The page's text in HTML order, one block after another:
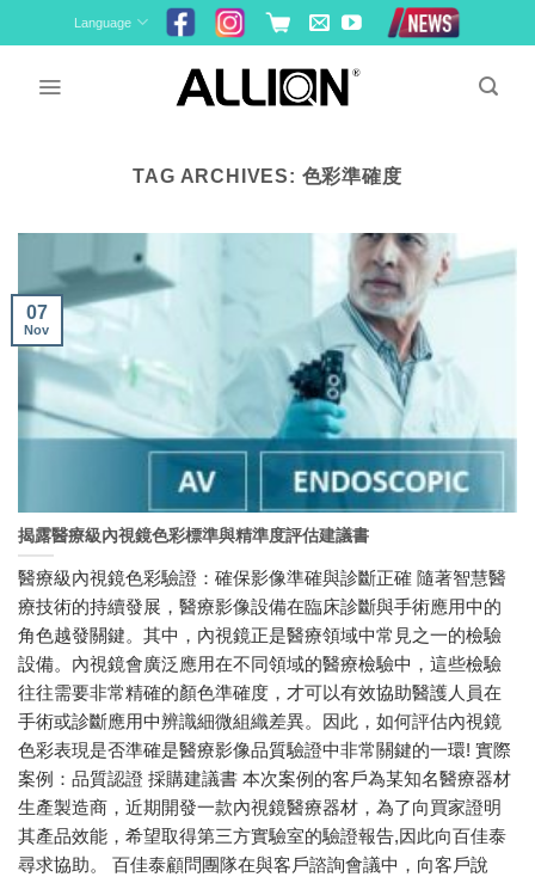
to
Language
TAG ARCHIVES: 色彩準確度
揭露醫療級內視鏡色彩標準與精準度評估建議書
醫療級內視鏡色彩驗證：確保影像準確與診斷正確 隨著智慧醫
療技術的持續發展，醫療影像設備在臨床診斷與手術應用中的
角色越發關鍵。其中，內視鏡正是醫療領域中常見之一的檢驗
設備。內視鏡會廣泛應用在不同領域的醫療檢驗中，這些檢驗
往往需要非常精確的顏色準確度，才可以有效協助醫護人員在
手術或診斷應用中辨識細微組織差異。因此，如何評估內視鏡
色彩表現是否準確是醫療影像品質驗證中非常關鍵的一環! 實際
案例：品質認證 採購建議書 本次案例的客戶為某知名醫療器材
生產製造商，近期開發一款內視鏡醫療器材，為了向買家證明
其產品效能，希望取得第三方實驗室的驗證報告,因此向百佳泰
尋求協助。 百佳泰顧問團隊在與客戶諮詢會議中，向客戶說
07
Nov